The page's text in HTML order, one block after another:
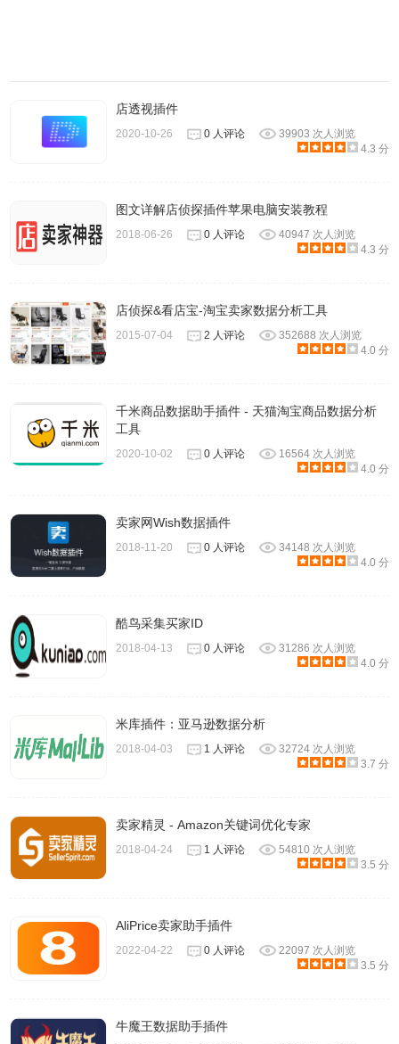
店透视插件
2020-10-26 0 人评论
39903 次人浏览
4.3 分
图文详解店侦探插件苹果电脑安装教程
2018-06-26 0 人评论
40947 次人浏览
4.3 分
店侦探&看店宝-淘宝卖家数据分析工具
2015-07-04 2 人评论
352688 次人浏览
4.0 分
千米商品数据助手插件 - 天猫淘宝商品数据分析
工具
2020-10-02 0 人评论
16564 次人浏览
4.0 分
卖家网Wish数据插件
2018-11-20 0 人评论
34148 次人浏览
4.0 分
酷鸟采集买家ID
2018-04-13 0 人评论
31286 次人浏览
4.0 分
米库插件：亚马逊数据分析
2018-04-03 1 人评论
32724 次人浏览
3.7 分
卖家精灵 - Amazon关键词优化专家
2018-04-24 1 人评论
54810 次人浏览
3.5 分
AliPrice卖家助手插件
2022-04-22 0 人评论
22097 次人浏览
3.5 分
牛魔王数据助手插件